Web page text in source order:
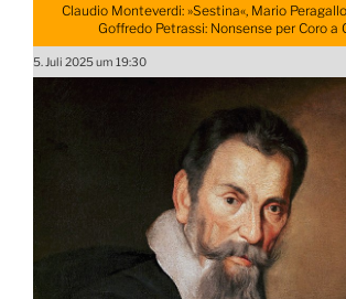
Claudio Monteverdi: »Sestina«, Mario
Goffredo Petrassi: Nonsense per Coro a
5. Juli 2025 um 19:30